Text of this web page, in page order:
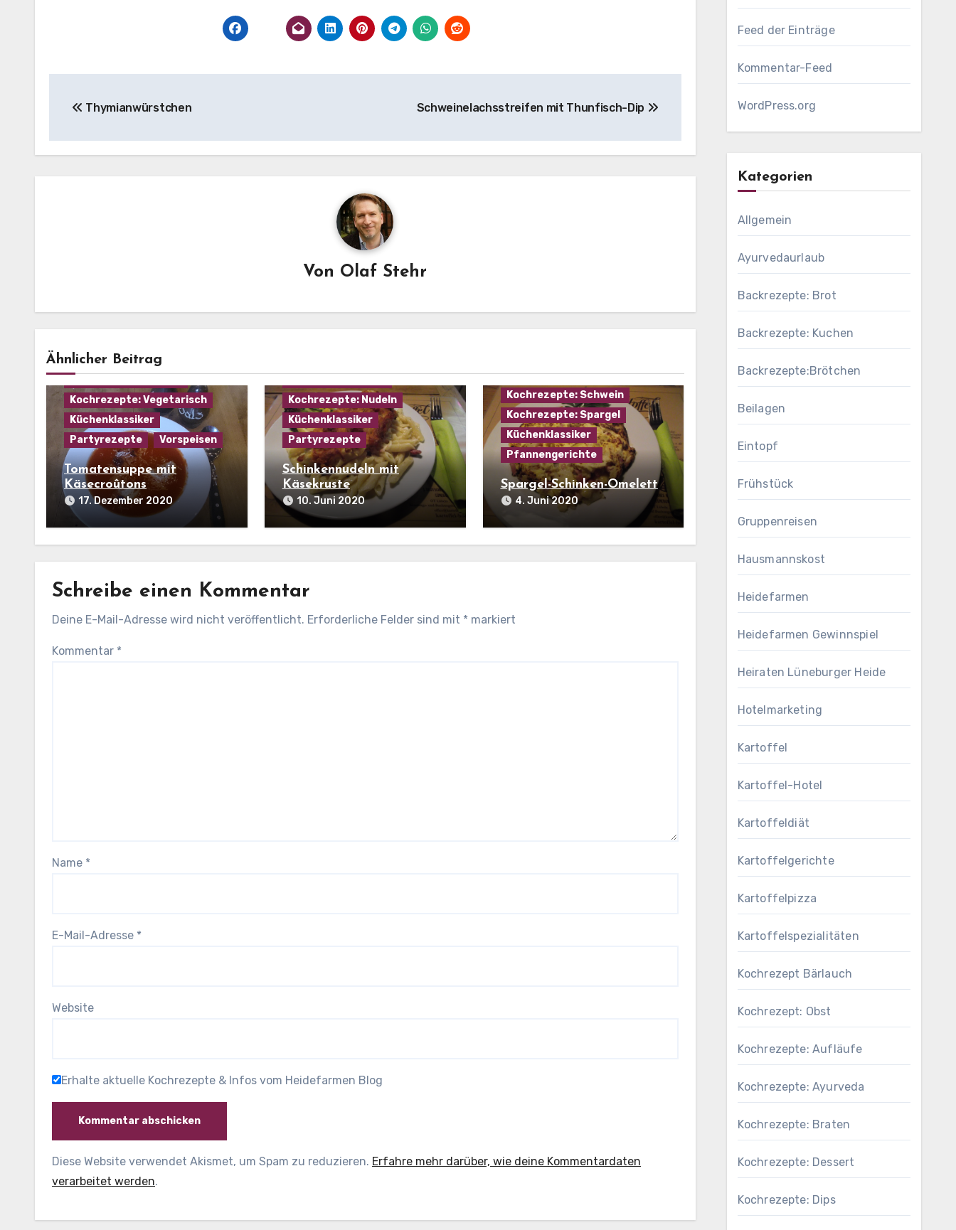
Thymianwürstchen Schweinelachsstreifen mit Thunfisch-Dip
Von Olaf Stehr
Ähnlicher Beitrag
Kochrezepte: Käse
Kochrezepte: Vegetarisch
Küchenklassiker
Partyrezepte
Vorspeisen
Tomatensuppe mit
Käsecroûtons
17. Dezember 2020
Kochrezepte: Nudeln
Küchenklassiker
Partyrezepte
Schinkennudeln mit
Käsekruste
10. Juni 2020
Hausmannskost
Kochrezepte: Norddeutsch
Kochrezepte: Schwein
Kochrezepte: Spargel
Küchenklassiker
Pfannengerichte
Spargel-Schinken-Omelett
4. Juni 2020
Schreibe einen Kommentar
Deine E-Mail-Adresse wird nicht veröffentlicht. Erforderliche Felder sind mit * markiert
Kommentar *
Name *
E-Mail-Adresse *
Website
Erhalte aktuelle Kochrezepte & Infos vom Heidefarmen Blog
Diese Website verwendet Akismet, um Spam zu reduzieren. Erfahre mehr darüber, wie deine Kommentardaten
verarbeitet werden.
Feed der Einträge
Kommentar-Feed
WordPress.org
Kategorien
Allgemein
Ayurvedaurlaub
Backrezepte: Brot
Backrezepte: Kuchen
Backrezepte:Brötchen
Beilagen
Eintopf
Frühstück
Gruppenreisen
Hausmannskost
Heidefarmen
Heidefarmen Gewinnspiel
Heiraten Lüneburger Heide
Hotelmarketing
Kartoffel
Kartoffel-Hotel
Kartoffeldiät
Kartoffelgerichte
Kartoffelpizza
Kartoffelspezialitäten
Kochrezept Bärlauch
Kochrezept: Obst
Kochrezepte: Aufläufe
Kochrezepte: Ayurveda
Kochrezepte: Braten
Kochrezepte: Dessert
Kochrezepte: Dips